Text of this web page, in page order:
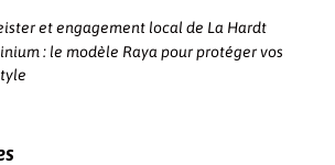
et engagement local de La Hardt
: le modèle Raya pour protéger vos